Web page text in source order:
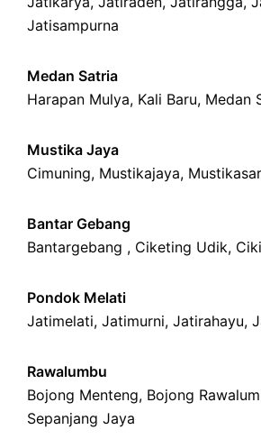
Jatisampurna
Medan Satria
Harapan Mulya, Kali Baru, Medan
Mustika Jaya
Cimuning, Mustikajaya,
Bantar Gebang
Bantargebang , Ciketing Udik,
Pondok Melati
Jatimelati, Jatimurni, Jatirahayu,
Rawalumbu
Bojong Menteng, Bojong
Sepanjang Jaya